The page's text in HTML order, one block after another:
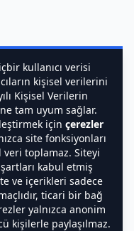
kullanıcı verisi
kişisel verilerini
Kişisel Verilerin
tam uyum sağlar.
için çerezler
site fonksiyonları
veri toplamaz. Siteyi
kabul etmiş
ve içerikleri sadece
ticari bir bağ
yalnızca anonim
kişilerle paylaşılmaz.